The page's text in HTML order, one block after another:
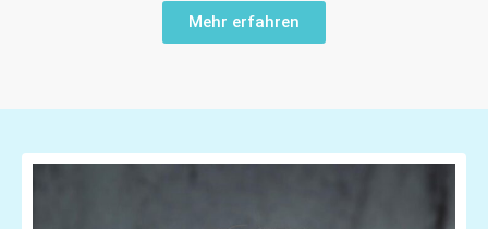
Mehr erfahren